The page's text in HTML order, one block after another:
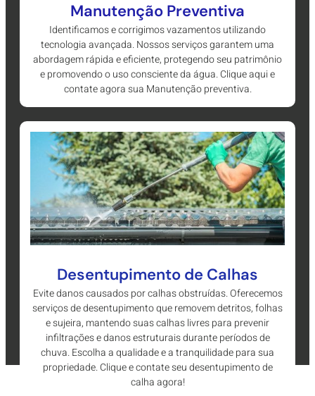
Manutenção Preventiva
Identificamos e corrigimos vazamentos utilizando
tecnologia avançada. Nossos serviços garantem uma
abordagem rápida e eficiente, protegendo seu patrimônio
e promovendo o uso consciente da água. Clique aqui e
contate agora sua Manutenção preventiva.
Desentupimento de Calhas
Evite danos causados por calhas obstruídas. Oferecemos
serviços de desentupimento que removem detritos, folhas
e sujeira, mantendo suas calhas livres para prevenir
infiltrações e danos estruturais durante períodos de
chuva. Escolha a qualidade e a tranquilidade para sua
propriedade. Clique e contate seu desentupimento de
calha agora!